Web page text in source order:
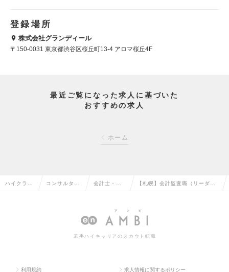
登録場所
株式会社グランディール
〒150-0031 東京都渋谷区桜丘町13-4 アロマ桜丘4F
最近ご覧になった求人に基づいた
おすすめの求人
ホーム
ハイクラス コンサルタン 会計士・税 【札幌】会計監査職（リーダー
若手ハイキャリアのスカウト転職
利用規約 求人情報に関するポリシー